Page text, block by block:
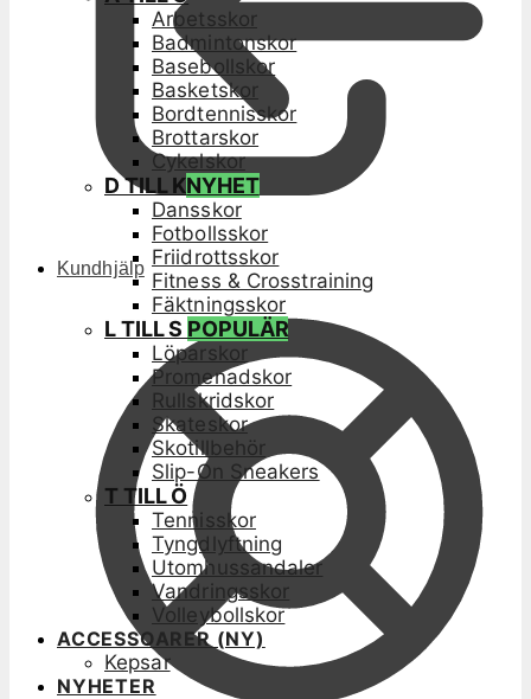
Kundhjälp
Arbetsskor
Badmintonskor
Basebollskor
Basketskor
Bordtennisskor
Brottarskor
Cykelskor
D TILL KNYHET
Dansskor
Fotbollsskor
Friidrottsskor
Fitness & Crosstraining
Fäktningsskor
L TILL S POPULÄR
Löparskor
Promenadskor
Rullskridskor
Skateskor
Skotillbehör
Slip-On Sneakers
T TILL Ö
Tennisskor
Tyngdlyftning
Utomhussandaler
Vandringsskor
Volleybollskor
ACCESSOARER (NY)
Kepsar
NYHETER